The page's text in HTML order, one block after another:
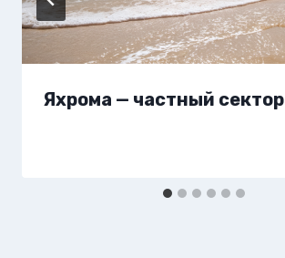
Яхрома — частный сектор